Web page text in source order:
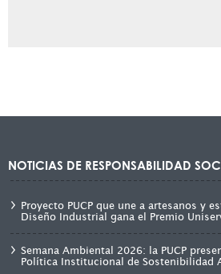
NOTICIAS DE RESPONSABILIDAD
Proyecto PUCP que une a artesanos y
Diseño Industrial gana el Premio
Semana Ambiental 2026: la PUCP
Política Institucional de Sostenibilidad